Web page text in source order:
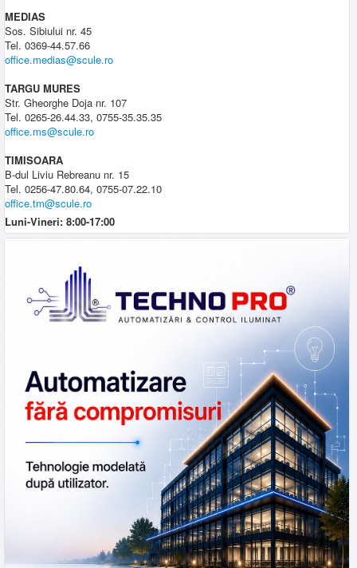
MEDIAS
Sos. Sibiului nr. 45
Tel. 0369-44.57.66
office.medias@scule.ro
TARGU MURES
Str. Gheorghe Doja nr. 107
Tel. 0265-26.44.33, 0755-35.35.35
office.ms@scule.ro
TIMISOARA
B-dul Liviu Rebreanu nr. 15
Tel. 0256-47.80.64, 0755-07.22.10
office.tm@scule.ro
Luni-Vineri: 8:00-17:00